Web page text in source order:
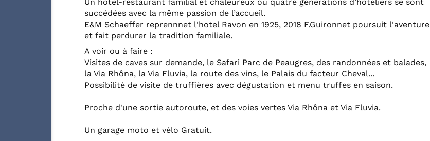
succédées avec la même passion de l’accueil.
E&M Schaeffer reprennnet l'hotel Ravon en 1925, 2018 F.Guironnet poursuit l'aventure
et fait perdurer la tradition familiale.
A voir ou à faire :
Visites de caves sur demande, le Safari Parc de Peaugres, des randonnées et balades,
la Via Rhôna, la Via Fluvia, la route des vins, le Palais du facteur Cheval...
Possibilité de visite de truffières avec dégustation et menu truffes en saison.
Proche d'une sortie autoroute, et des voies vertes Via Rhôna et Via Fluvia.
Un garage moto et vélo Gratuit.